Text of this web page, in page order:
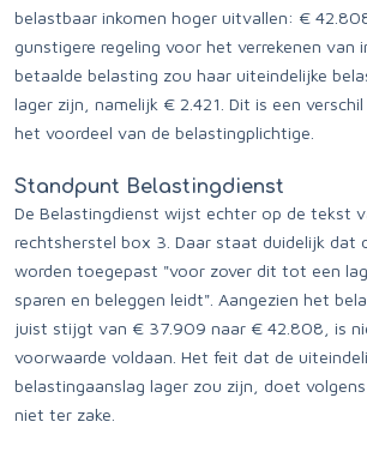
belastbaar inkomen hoger uitvallen: €
gunstigere regeling voor het verrekenen van
betaalde belasting zou haar uiteindelijke
lager zijn, namelijk € 2.421. Dit is een
het voordeel van de belastingplichtige.
Standpunt Belastingdienst
De Belastingdienst wijst echter op de tekst
rechtsherstel box 3. Daar staat duidelijk dat
worden toegepast "voor zover dit tot een
sparen en beleggen leidt". Aangezien het
juist stijgt van € 37.909 naar € 42.808, is
voorwaarde voldaan. Het feit dat de
belastingaanslag lager zou zijn, doet
niet ter zake.